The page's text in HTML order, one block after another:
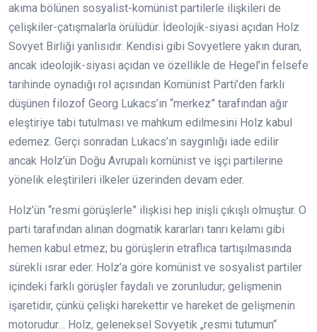
akıma bölünen sosyalist-komünist partilerle ilişkileri de
çelişkiler-çatışmalarla örülüdür. İdeolojik-siyasi açıdan Holz
Sovyet Birliği yanlısıdır. Kendisi gibi Sovyetlere yakın duran,
ancak ideolojik-siyasi açıdan ve özellikle de Hegel’in felsefe
tarihinde oynadığı rol açısından Komünist Parti’den farklı
düşünen filozof Georg Lukacs’ın “merkez” tarafından ağır
eleştiriye tabi tutulması ve mahkum edilmesini Holz kabul
edemez. Gerçi sonradan Lukacs’ın saygınlığı iade edilir
ancak Holz’ün Doğu Avrupalı komünist ve işçi partilerine
yönelik eleştirileri ilkeler üzerinden devam eder.
Holz’ün “resmi görüşlerle” ilişkisi hep inişli çıkışlı olmuştur. O
parti tarafından alınan dogmatik kararları tanrı kelamı gibi
hemen kabul etmez; bu görüşlerin etraflıca tartışılmasında
sürekli ısrar eder. Holz’a göre komünist ve sosyalist partiler
içindeki farklı görüşler faydalı ve zorunludur; gelişmenin
işaretidir, çünkü çelişki harekettir ve hareket de gelişmenin
motorudur… Holz, geleneksel Sovyetik „resmi tutumun“